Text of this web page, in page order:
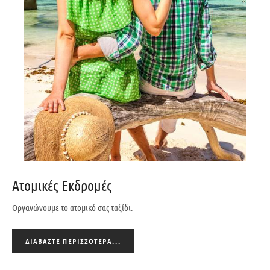
Ατομικές Εκδρομές
Οργανώνουμε το ατομικό σας ταξίδι.
ΔΙΑΒΆΣΤΕ ΠΕΡΙΣΣΌΤΕΡΑ...